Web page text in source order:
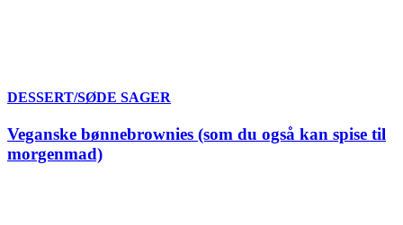
DESSERT/SØDE SAGER
Veganske bønnebrownies (som du også kan spise til
morgenmad)